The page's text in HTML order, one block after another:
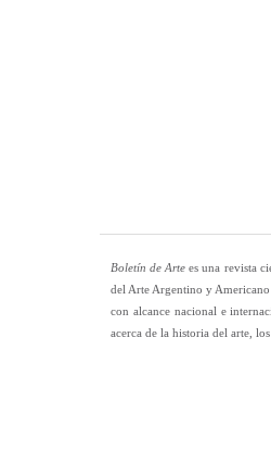
Boletín de Arte es una revista
del Arte Argentino y
con alcance nacional e
acerca de la historia del arte,